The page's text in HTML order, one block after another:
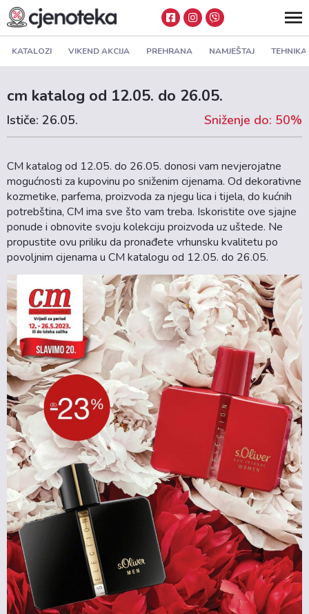
KATALOZI VIKEND AKCIJA PREHRANA NAMJEŠTAJ TEHNIKA
cm katalog od 12.05. do 26.05.
Ističe: 26.05. Sniženje do: 50%
CM katalog od 12.05. do 26.05. donosi vam nevjerojatne
mogućnosti za kupovinu po sniženim cijenama. Od dekorativne
kozmetike, parfema, proizvoda za njegu lica i tijela, do kućnih
potrebština, CM ima sve što vam treba. Iskoristite ove sjajne
ponude i obnovite svoju kolekciju proizvoda uz uštede. Ne
propustite ovu priliku da pronađete vrhunsku kvalitetu po
povoljnim cijenama u CM katalogu od 12.05. do 26.05.